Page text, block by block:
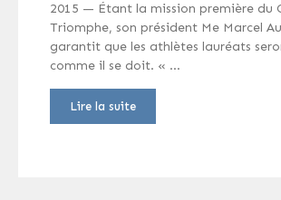
2015 — Étant la mission première du
Triomphe, son président Me Marcel
garantit que les athlètes lauréats
comme il se doit. « …
Lire la suite